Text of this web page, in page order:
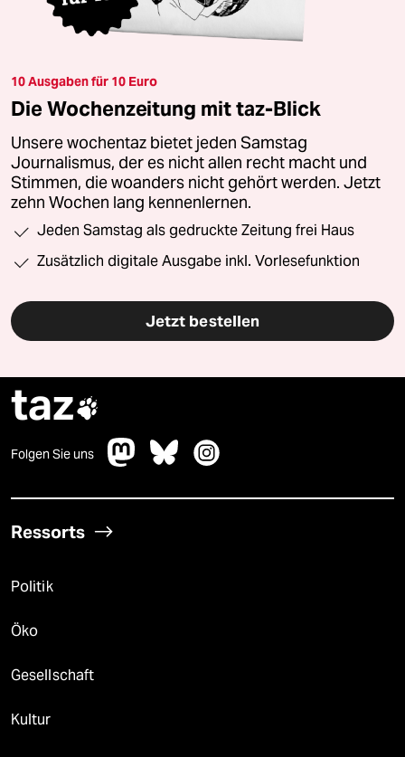
10 Ausgaben für 10 Euro
Die Wochenzeitung mit taz-Blick
Unsere wochentaz bietet jeden Samstag
Journalismus, der es nicht allen recht macht und
Stimmen, die woanders nicht gehört werden. Jetzt
zehn Wochen lang kennenlernen.
Jeden Samstag als gedruckte Zeitung frei Haus
Zusätzlich digitale Ausgabe inkl. Vorlesefunktion
Jetzt bestellen
taz
Folgen Sie uns
Ressorts
Politik
Öko
Gesellschaft
Kultur